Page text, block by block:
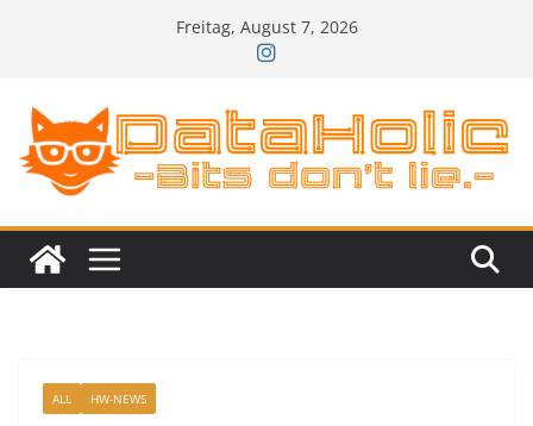
Freitag, August 7, 2026
ALL HW-NEWS